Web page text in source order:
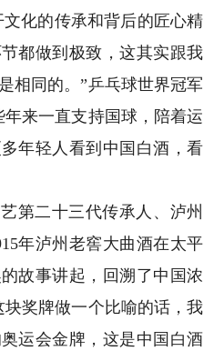
文化的传承和背后的匠心精
都做到极致，这其实跟我
相同的。”乒乓球世界冠军
来一直支持国球，陪着运
年轻人看到中国白酒，看
第二十三代传承人、泸州
年泸州老窖大曲酒在太平
故事讲起，回溯了中国浓
奖牌做一个比喻的话，我
运会金牌，这是中国白酒